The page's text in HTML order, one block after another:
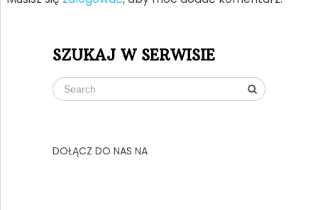
SZUKAJ W SERWISIE
DOŁĄCZ DO NAS NA